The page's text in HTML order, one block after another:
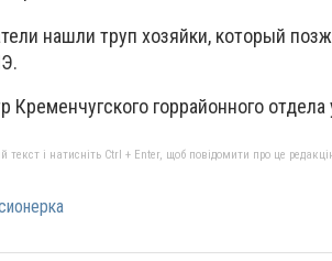
нашли труп хозяйки, который
горрайонного
і натисніть Ctrl + Enter, щоб повідомити про це